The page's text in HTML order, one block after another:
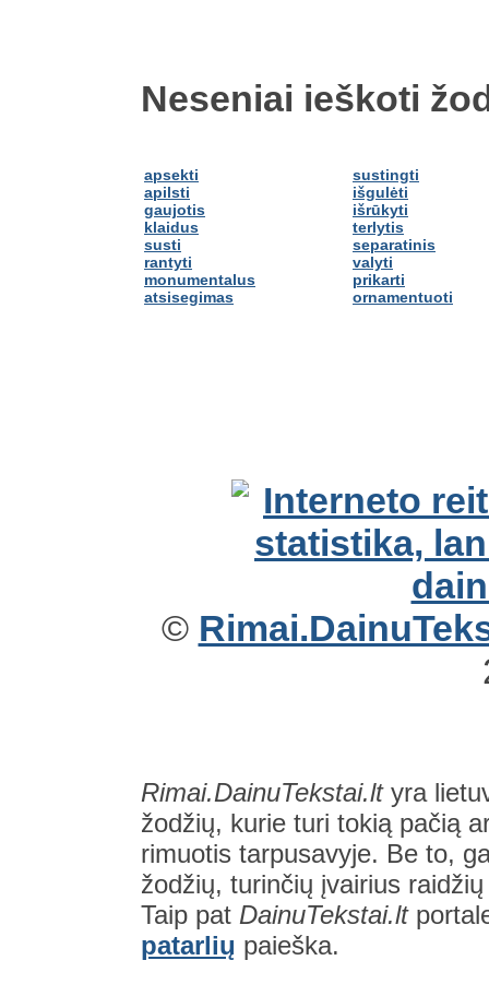
Neseniai ieškoti
apsekti
apilsti
gaujotis
klaidus
susti
rantyti
monumentalus
atsisegimas
sustingti
išgulėti
išrūkyti
terlytis
separatinis
valyti
prikarti
ornamentuoti
©
Rimai.DainuTekstai.ltyra
žodžių, kurie turi tokią pačią
rimuotis tarpusavyje. Be to,
žodžių, turinčių įvairius
Taip pat DainuTekstai.lt
patarlių paieška.